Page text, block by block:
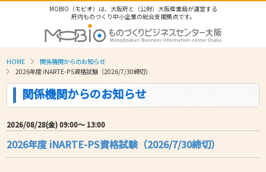
MOBIO（モビオ）は、大阪府と（公財）大阪産業局が運営する
府内ものづくり中小企業の総合支援拠点です。
HOME
関係機関からのお知らせ
2026年度 iNARTE-PS資格試験（2026/7/30締切）
関係機関からのお知らせ
2026/08/28(金) 09:00〜 13:00
2026年度 iNARTE-PS資格試験（2026/7/30締切）